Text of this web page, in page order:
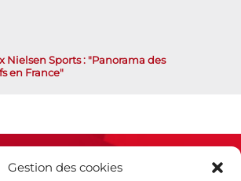
Gestion des cookies
Nielsen Sports : "Panorama des
en France"